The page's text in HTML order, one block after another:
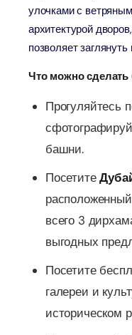
улочками с
архитектурой
позволяет
Что можно сделать
Прогуляйтесь
башни.
Посетите
всего 3
выгодных
Посетите
галереи и
историческом